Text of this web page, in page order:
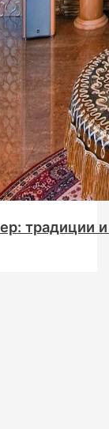
традиции